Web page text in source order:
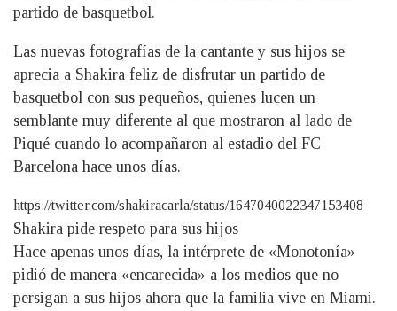
partido de basquetbol.
Las nuevas fotografías de la cantante y sus hijos se
aprecia a Shakira feliz de disfrutar un partido de
basquetbol con sus pequeños, quienes lucen un
semblante muy diferente al que mostraron al lado de
Piqué cuando lo acompañaron al estadio del FC
Barcelona hace unos días.
https://twitter.com/shakiracarla/status/1647040022347153408
Shakira pide respeto para sus hijos
Hace apenas unos días, la intérprete de «Monotonía»
pidió de manera «encarecida» a los medios que no
persigan a sus hijos ahora que la familia vive en Miami.